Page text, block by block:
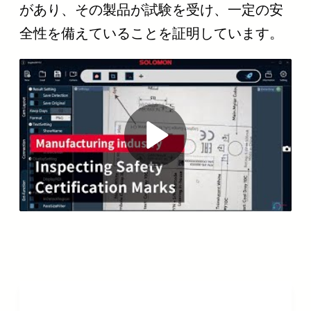
があり、その製品が試験を受け、一定の安
全性を備えていることを証明しています。
P
l
a